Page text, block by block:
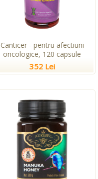
Canticer - pentru afectiuni
oncologice, 120 capsule
352 Lei